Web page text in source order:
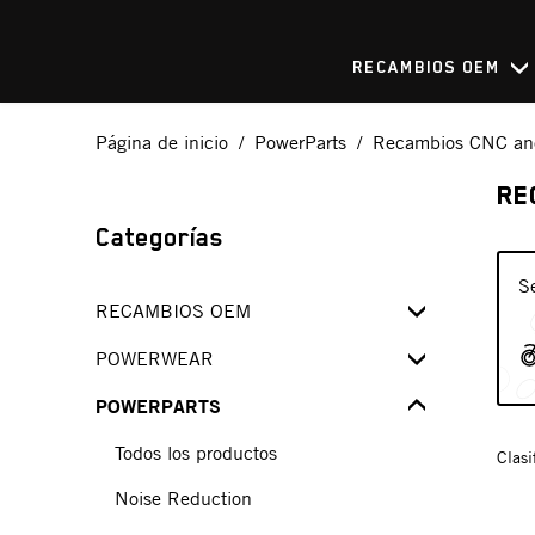
RECAMBIOS OEM
Página de inicio PowerParts Recambios CNC
Categorías
RECAMBIOS OEM
SPARE PARTS FINDER
OEM SPARE PARTS KITS
Todos los productos
Kupplungs- - Bremshebel
POWERWEAR
Todos los productos
Powersale
Ropa funcional
POWERPARTS
Todos los productos
Noise Reduction